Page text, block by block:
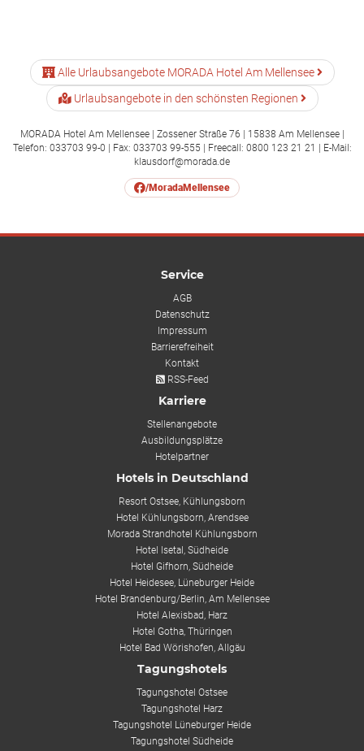
Alle Urlaubsangebote MORADA Hotel Am Mellensee
Urlaubsangebote in den schönsten Regionen
MORADA Hotel Am Mellensee | Zossener Straße 76 | 15838 Am Mellensee |
Telefon: 033703 99-0 | Fax: 033703 99-555 | Freecall: 0800 123 21 21 | E-Mail:
klausdorf@morada.de
/MoradaMellensee
Service
AGB
Datenschutz
Impressum
Barrierefreiheit
Kontakt
RSS-Feed
Karriere
Stellenangebote
Ausbildungsplätze
Hotelpartner
Hotels in Deutschland
Resort Ostsee, Kühlungsborn
Hotel Kühlungsborn, Arendsee
Morada Strandhotel Kühlungsborn
Hotel Isetal, Südheide
Hotel Gifhorn, Südheide
Hotel Heidesee, Lüneburger Heide
Hotel Brandenburg/Berlin, Am Mellensee
Hotel Alexisbad, Harz
Hotel Gotha, Thüringen
Hotel Bad Wörishofen, Allgäu
Tagungshotels
Tagungshotel Ostsee
Tagungshotel Harz
Tagungshotel Lüneburger Heide
Tagungshotel Südheide